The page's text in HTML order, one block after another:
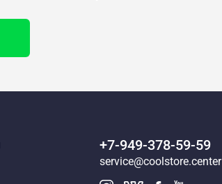
+7-949-378-59-59
service@coolstore.center